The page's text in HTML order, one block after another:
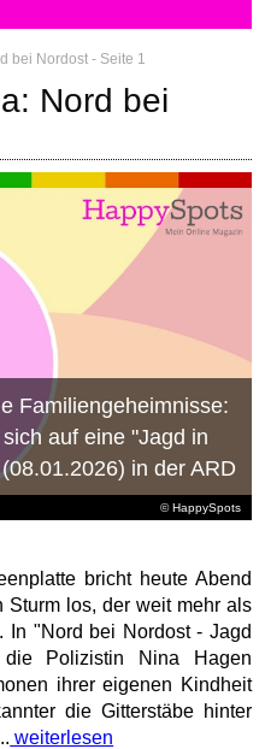
bei Nordost - Seite 1
Nord bei
© HappySpots
Familiengeheimnisse:
auf eine "Jagd in
in der ARD
bricht heute Abend
Sturm los, der weit mehr als
In "Nord bei Nordost - Jagd
Polizistin Nina Hagen
ihrer eigenen Kindheit
die Gitterstäbe hinter
weiterlesen